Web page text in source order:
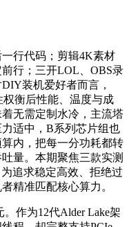
行代码；剪辑4K素材
行；三开LOL、OBS录
装机爱好者而言，
衡后性能、温度与成
无需定制水冷，主流塔
适中，B系列芯片组也
内，把每一分功耗都转
量。本期聚焦三款实测
为追求稳定高效、拒绝过
精准匹配核心算力。
作为12代Alder Lake架